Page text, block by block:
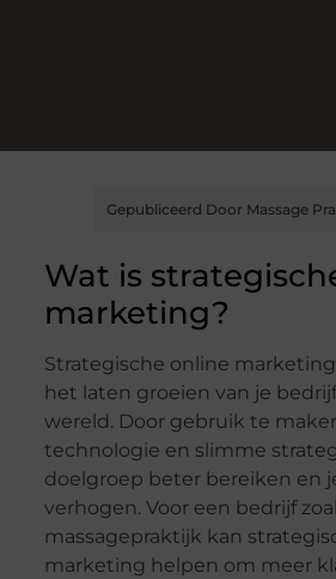
Gepubliceerd Door Massage
Wat is
marketing?
Strategische online
het laten groeien van je
wereld. Door gebruik te
technologie en slimme
doelgroep beter bereiken en
verhogen. Voor een bedrijf
massagepraktijk kan
marketing helpen om meer